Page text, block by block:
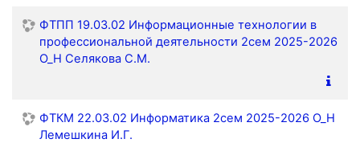
ФТПП 19.03.02 Информационные технологии в
профессиональной деятельности 2сем 2025-2026
О_Н Селякова С.М.
ФТКМ 22.03.02 Информатика 2сем 2025-2026 О_Н
Лемешкина И.Г.